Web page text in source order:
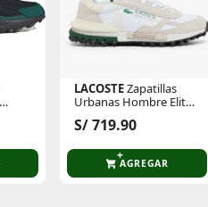
LACOSTEZapatillas
Urbanas Hombre Elite
S/ 719.90
AGREGAR